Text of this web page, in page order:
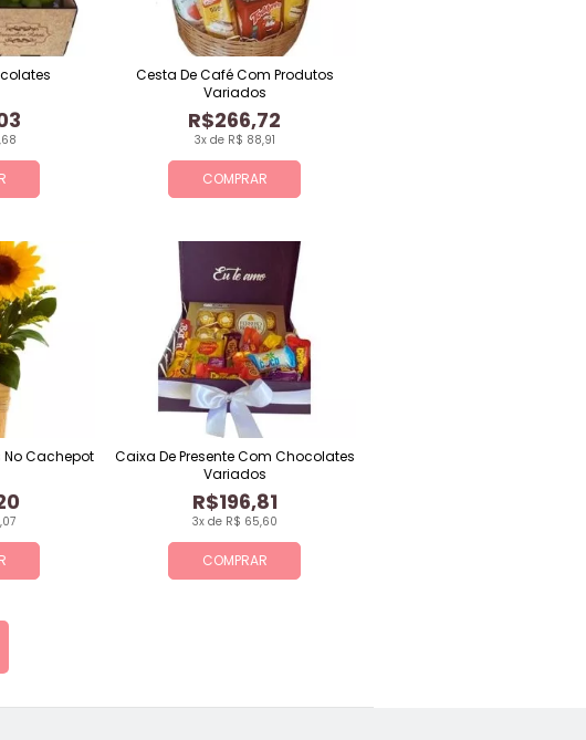
COMPRAR
3x de R$ 88,91
R$266,72
Cesta De Café Com Produtos
Variados
No Cachepot
COMPRAR
3x de R$ 65,60
R$196,81
Caixa De Presente Com Chocolates
Variados